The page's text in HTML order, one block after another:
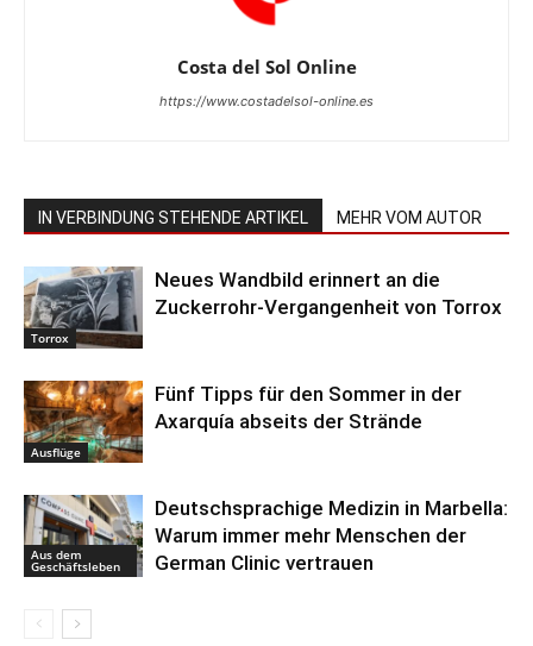
Costa del Sol Online
https://www.costadelsol-online.es
IN VERBINDUNG STEHENDE ARTIKEL MEHR VOM AUTOR
Torrox
Neues Wandbild erinnert an die
Zuckerrohr-Vergangenheit von Torrox
Ausflüge
Fünf Tipps für den Sommer in der
Axarquía abseits der Strände
Aus dem
Geschäftsleben
Deutschsprachige Medizin in Marbella:
Warum immer mehr Menschen der
German Clinic vertrauen